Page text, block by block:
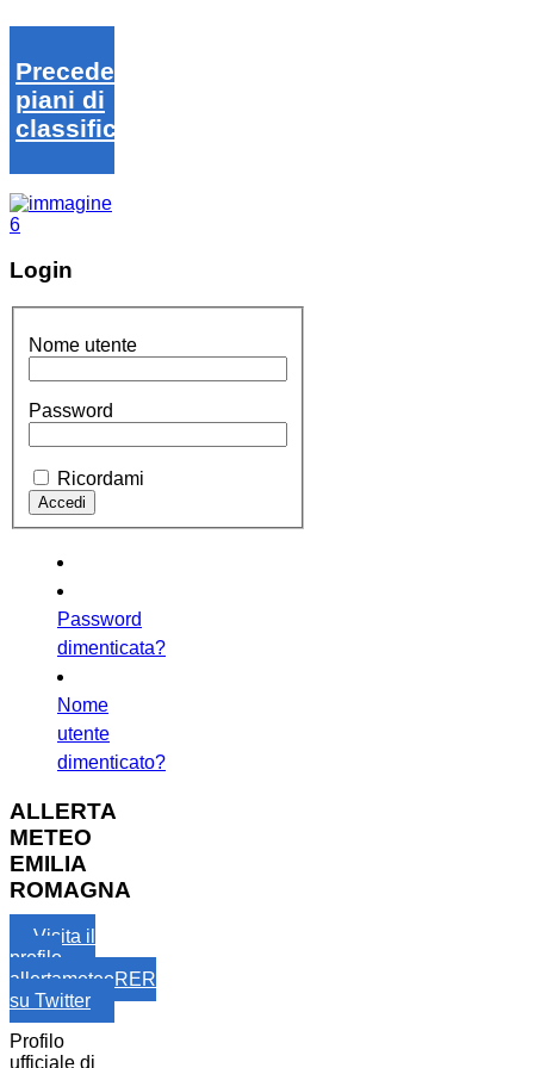
Precedenti
piani di
classifica
Login
Nome utente
Password
Ricordami
Password
dimenticata?
Nome
utente
dimenticato?
ALLERTA
METEO
EMILIA
ROMAGNA
Visita il
profilo
allertameteoRER
su Twitter
Profilo
ufficiale di